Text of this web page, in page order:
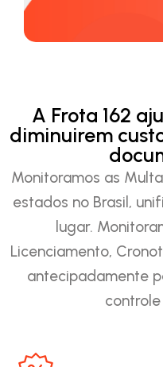
A Frota 162
diminuirem
Monitoramos as
estados no Brasil,
lugar.
Licenciamento,
antecipadamente